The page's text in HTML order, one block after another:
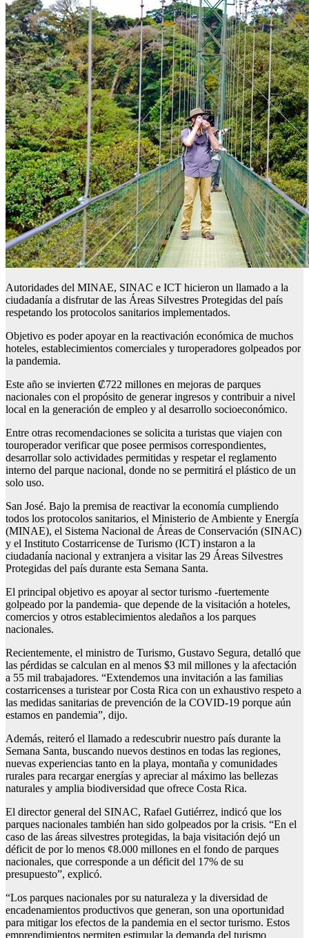
Autoridades del MINAE, SINAC e ICT hicieron un llamado a la
ciudadanía a disfrutar de las Áreas Silvestres Protegidas del país
respetando los protocolos sanitarios implementados.
Objetivo es poder apoyar en la reactivación económica de muchos
hoteles, establecimientos comerciales y turoperadores golpeados por
la pandemia.
Este año se invierten ₡722 millones en mejoras de parques
nacionales con el propósito de generar ingresos y contribuir a nivel
local en la generación de empleo y al desarrollo socioeconómico.
Entre otras recomendaciones se solicita a turistas que viajen con
touroperador verificar que posee permisos correspondientes,
desarrollar solo actividades permitidas y respetar el reglamento
interno del parque nacional, donde no se permitirá el plástico de un
solo uso.
San José. Bajo la premisa de reactivar la economía cumpliendo
todos los protocolos sanitarios, el Ministerio de Ambiente y Energía
(MINAE), el Sistema Nacional de Áreas de Conservación (SINAC)
y el Instituto Costarricense de Turismo (ICT) instaron a la
ciudadanía nacional y extranjera a visitar las 29 Áreas Silvestres
Protegidas del país durante esta Semana Santa.
El principal objetivo es apoyar al sector turismo -fuertemente
golpeado por la pandemia- que depende de la visitación a hoteles,
comercios y otros establecimientos aledaños a los parques
nacionales.
Recientemente, el ministro de Turismo, Gustavo Segura, detalló que
las pérdidas se calculan en al menos $3 mil millones y la afectación
a 55 mil trabajadores. “Extendemos una invitación a las familias
costarricenses a turistear por Costa Rica con un exhaustivo respeto a
las medidas sanitarias de prevención de la COVID-19 porque aún
estamos en pandemia”, dijo.
Además, reiteró el llamado a redescubrir nuestro país durante la
Semana Santa, buscando nuevos destinos en todas las regiones,
nuevas experiencias tanto en la playa, montaña y comunidades
rurales para recargar energías y apreciar al máximo las bellezas
naturales y amplia biodiversidad que ofrece Costa Rica.
El director general del SINAC, Rafael Gutiérrez, indicó que los
parques nacionales también han sido golpeados por la crisis. “En el
caso de las áreas silvestres protegidas, la baja visitación dejó un
déficit de por lo menos ¢8.000 millones en el fondo de parques
nacionales, que corresponde a un déficit del 17% de su
presupuesto”, explicó.
“Los parques nacionales por su naturaleza y la diversidad de
encadenamientos productivos que generan, son una oportunidad
para mitigar los efectos de la pandemia en el sector turismo. Estos
emprendimientos permiten estimular la demanda del turismo